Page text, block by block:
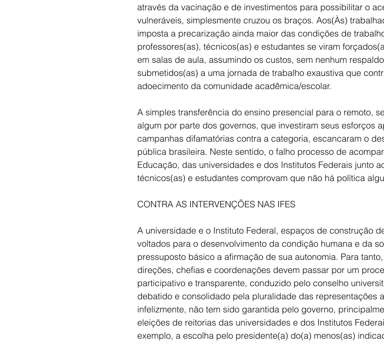
através da vacinação e de investimentos para possibilitar o
vulneráveis, simplesmente cruzou os braços. Aos(Às)
imposta a precarização ainda maior das condições de
professores(as), técnicos(as) e estudantes se viram
em salas de aula, assumindo os custos, sem nenhum
submetidos(as) a uma jornada de trabalho exaustiva que
adoecimento da comunidade acadêmica/escolar.
A simples transferência do ensino presencial para o remoto,
algum por parte dos governos, que investiram seus esforços
campanhas difamatórias contra a categoria, escancaram o
pública brasileira. Neste sentido, o falho processo de
Educação, das universidades e dos Institutos Federais junto
técnicos(as) e estudantes comprovam que não há política
CONTRA AS INTERVENÇÕES NAS IFES
A universidade e o Instituto Federal, espaços de construção
voltados para o desenvolvimento da condição humana e da
pressuposto básico a afirmação de sua autonomia. Para
direções, chefias e coordenações devem passar por um
participativo e transparente, conduzido pelo conselho
debatido e consolidado pela pluralidade das representações
infelizmente, não tem sido garantida pelo governo,
eleições de reitorias das universidades e dos Institutos
exemplo, a escolha pelo presidente(a) do(a) menos(as)